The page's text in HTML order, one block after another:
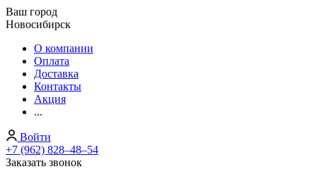
Ваш город
Новосибирск
О компании
Оплата
Доставка
Контакты
Акция
...
Войти
+7 (962) 828‒48‒54
Заказать звонок